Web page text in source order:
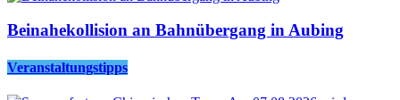
Beinahekollision an Bahnübergang in Aubing
Veranstaltungstipps